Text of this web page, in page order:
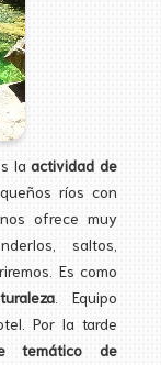
laactividad de
ríos con
ofrece muy
saltos,
Es como
. Equipo
Por la tarde
temático de